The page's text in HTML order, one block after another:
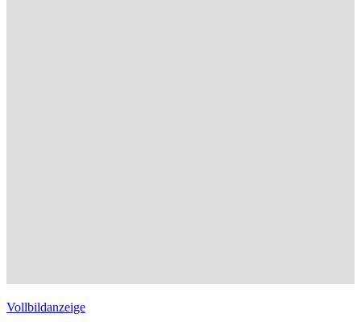
Vollbildanzeige